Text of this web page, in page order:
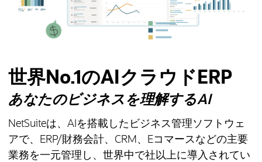
世界No.1のAIクラウドERP
あなたのビジネスを理解するAI
NetSuiteは、AIを搭載したビジネス管理ソフトウェ
アで、ERP/財務会計、CRM、Eコマースなどの主要
業務を一元管理し、世界中で社以上に導入されてい